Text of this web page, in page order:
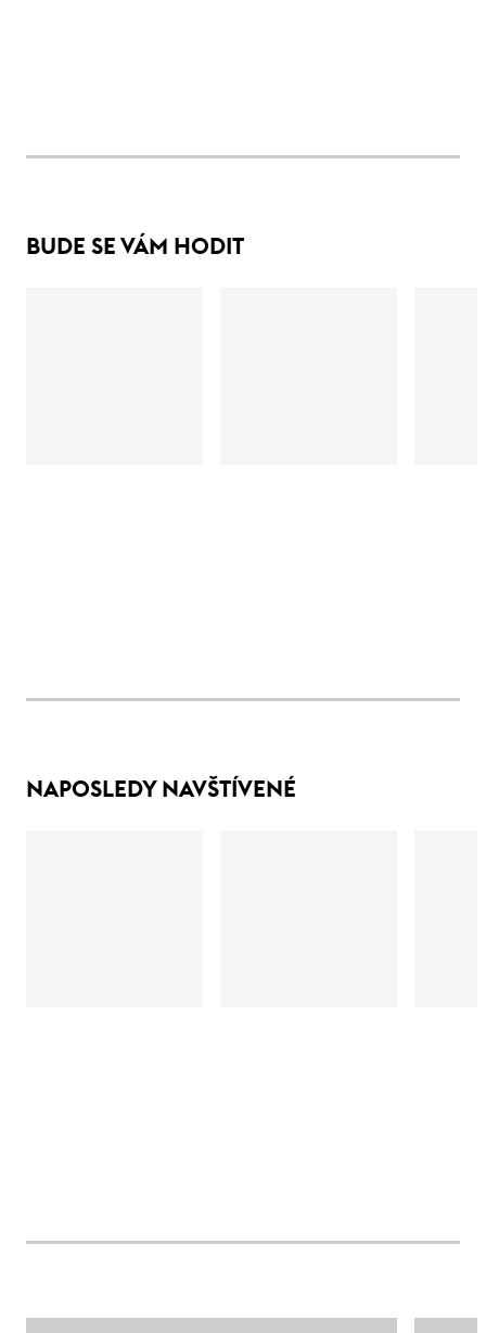
BUDE SE VÁM HODIT
NAPOSLEDY NAVŠTÍVENÉ